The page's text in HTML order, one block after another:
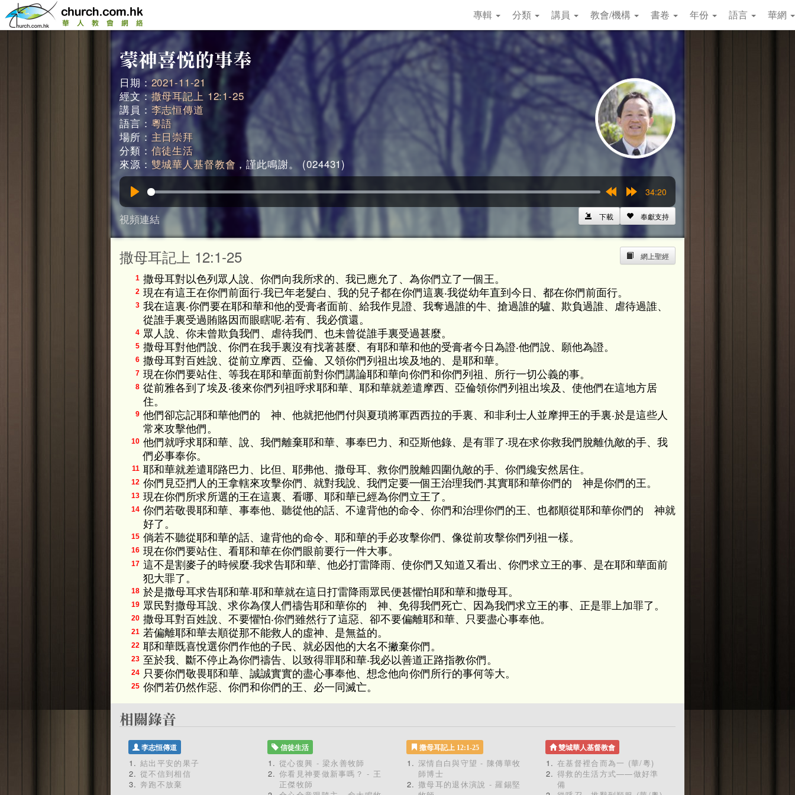
專輯 分類 講員 教會/機構 書卷 年份 語言 華網
日期： 2021-11-21
經文：撒母耳記上 12:1-25
講員： 李志恒傳道
語言： 粵語
場所： 主日崇拜
分類： 信徒生活
來源： 雙城華人基督教會 ，謹此鳴謝。 (024431)
15s
15s
34:20
視頻連結 奉獻支持
下載
網上聖經
撒母耳記上 12:1-25
1 撒母耳對以色列眾人說、你們向我所求的、我已應允了、為你們立了一個王。
2 現在有這王在你們前面行‧我已年老髮白、我的兒子都在你們這裏‧我從幼年直到今日、都在你們前面行。
3 我在這裏‧你們要在耶和華和他的受膏者面前、給我作見證、我奪過誰的牛、搶過誰的驢、欺負過誰、虐待過誰、
從誰手裏受過賄賂因而眼瞎呢‧若有、我必償還。
4 眾人說、你未曾欺負我們、虐待我們、也未曾從誰手裏受過甚麼。
5 撒母耳對他們說、你們在我手裏沒有找著甚麼、有耶和華和他的受膏者今日為證‧他們說、願他為證。
6 撒母耳對百姓說、從前立摩西、亞倫、又領你們列祖出埃及地的、是耶和華。
7 現在你們要站住、等我在耶和華面前對你們講論耶和華向你們和你們列祖、所行一切公義的事。
8 從前雅各到了埃及‧後來你們列祖呼求耶和華、耶和華就差遣摩西、亞倫領你們列祖出埃及、使他們在這地方居
住。
9 他們卻忘記耶和華他們的 神、他就把他們付與夏瑣將軍西西拉的手裏、和非利士人並摩押王的手裏‧於是這些人
常來攻擊他們。
10 他們就呼求耶和華、說、我們離棄耶和華、事奉巴力、和亞斯他錄、是有罪了‧現在求你救我們脫離仇敵的手、我
們必事奉你。
11 耶和華就差遣耶路巴力、比但、耶弗他、撒母耳、救你們脫離四圍仇敵的手、你們纔安然居住。
12 你們見亞捫人的王拿轄來攻擊你們、就對我說、我們定要一個王治理我們‧其實耶和華你們的 神是你們的王。
13 現在你們所求所選的王在這裏、看哪、耶和華已經為你們立王了。
14 你們若敬畏耶和華、事奉他、聽從他的話、不違背他的命令、你們和治理你們的王、也都順從耶和華你們的 神就
好了。
15 倘若不聽從耶和華的話、違背他的命令、耶和華的手必攻擊你們、像從前攻擊你們列祖一樣。
16 現在你們要站住、看耶和華在你們眼前要行一件大事。
17 這不是割麥子的時候麼‧我求告耶和華、他必打雷降雨、使你們又知道又看出、你們求立王的事、是在耶和華面前
犯大罪了。
18 於是撒母耳求告耶和華‧耶和華就在這日打雷降雨眾民便甚懼怕耶和華和撒母耳。
19 眾民對撒母耳說、求你為僕人們禱告耶和華你的 神、免得我們死亡、因為我們求立王的事、正是罪上加罪了。
20 撒母耳對百姓說、不要懼怕‧你們雖然行了這惡、卻不要偏離耶和華、只要盡心事奉他。
21 若偏離耶和華去順從那不能救人的虛神、是無益的。
22 耶和華既喜悅選你們作他的子民、就必因他的大名不撇棄你們。
23 至於我、斷不停止為你們禱告、以致得罪耶和華‧我必以善道正路指教你們。
24 只要你們敬畏耶和華、誠誠實實的盡心事奉他、想念他向你們所行的事何等大。
25 你們若仍然作惡、你們和你們的王、必一同滅亡。
李志恒傳道
結出平安的果子
從不信到相信
奔跑不放棄
信徒生活
從心復興 - 梁永善牧師
你看見神要做新事嗎？ - 王
正傑牧師
撒母耳記上 12:1-25
深情自白與守望 - 陳傳華牧
師博士
撒母耳的退休演說 - 羅錫堅
雙城華人基督教會
在基督裡合而為一 (華/粵)
得救的生活方式——做好準
備